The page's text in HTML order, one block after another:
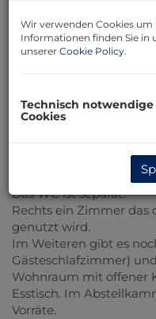
Es erwarten Sie~80m²
Wohlfühlatmosphäre.
Begleiten Sie mich
Haus:
für Ihre Garderobe.
Von hier sind alle
Linker Hand das
Das WC ist separat.
Rechts ein Zimmer das
genutzt wird.
Im Weiteren gibt es
Gästeschlafzimmer)
Wohnraum mit offener
Esstisch. Im
Vorräte.
Wir verwenden Cookies um
Informationen finden Sie in
unserer Cookie Policy.
Technisch notwendige
Cookies